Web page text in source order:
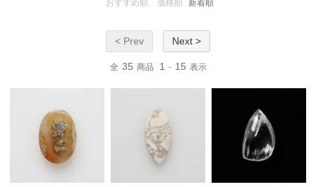
おすすめ順 価格順 新着順
< Prev Next >
全 35 商品 1 - 15 表示